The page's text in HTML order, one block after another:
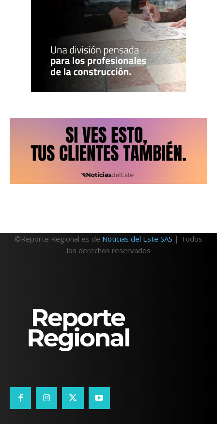
©Reporte Regional es de Noticias del Este SAS | Todos
los derechos reservados